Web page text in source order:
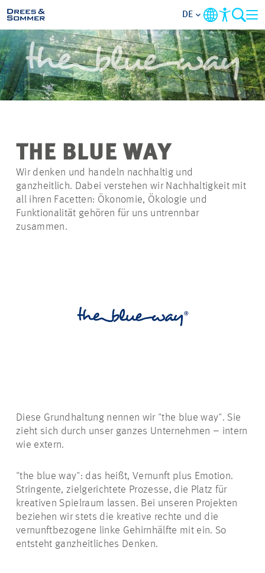
MARKETS
SERVICES
IM FOKUS
KARRIERE
DE
THE BLUE WAY
Wir denken und handeln nachhaltig und
ganzheitlich. Dabei verstehen wir Nachhaltigkeit mit
all ihren Facetten: Ökonomie, Ökologie und
Funktionalität gehören für uns untrennbar
zusammen.
Diese Grundhaltung nennen wir "the blue way". Sie
zieht sich durch unser ganzes Unternehmen – intern
wie extern.
"the blue way": das heißt, Vernunft plus Emotion.
Stringente, zielgerichtete Prozesse, die Platz für
kreativen Spielraum lassen. Bei unseren Projekten
beziehen wir stets die kreative rechte und die
vernunftbezogene linke Gehirnhälfte mit ein. So
entsteht ganzheitliches Denken.